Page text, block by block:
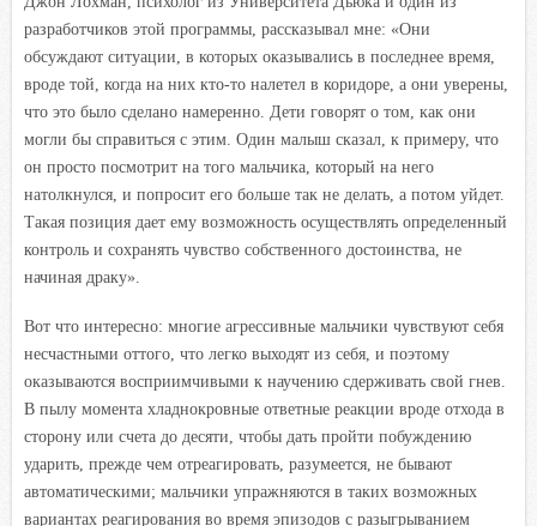
разработчиков этой программы, рассказывал мне: «Они
обсуждают ситуации, в которых оказывались в последнее время,
вроде той, когда на них кто-то налетел в коридоре, а они уверены,
что это было сделано намеренно. Дети говорят о том, как они
могли бы справиться с этим. Один малыш сказал, к примеру, что
он просто посмотрит на того мальчика, который на него
натолкнулся, и попросит его больше так не делать, а потом уйдет.
Такая позиция дает ему возможность осуществлять определенный
контроль и сохранять чувство собственного достоинства, не
начиная драку».
Вот что интересно: многие агрессивные мальчики чувствуют себя
несчастными оттого, что легко выходят из себя, и поэтому
оказываются восприимчивыми к научению сдерживать свой гнев.
В пылу момента хладнокровные ответные реакции вроде отхода в
сторону или счета до десяти, чтобы дать пройти побуждению
ударить, прежде чем отреагировать, разумеется, не бывают
автоматическими; мальчики упражняются в таких возможных
вариантах реагирования во время эпизодов с разыгрыванием